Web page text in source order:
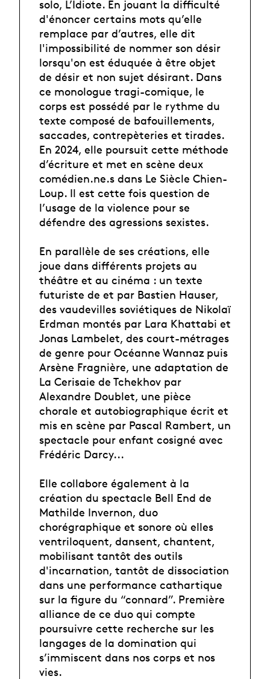
solo, L’Idiote. En jouant la difficulté
d'énoncer certains mots qu’elle
remplace par d’autres, elle dit
l'impossibilité de nommer son désir
lorsqu'on est éduquée à être objet
de désir et non sujet désirant. Dans
ce monologue tragi-comique, le
corps est possédé par le rythme du
texte composé de bafouillements,
saccades, contrepèteries et tirades.
En 2024, elle poursuit cette méthode
d’écriture et met en scène deux
comédien.ne.s dans Le Siècle Chien-
Loup. Il est cette fois question de
l’usage de la violence pour se
défendre des agressions sexistes.
En parallèle de ses créations, elle
joue dans différents projets au
théâtre et au cinéma : un texte
futuriste de et par Bastien Hauser,
des vaudevilles soviétiques de Nikolaï
Erdman montés par Lara Khattabi et
Jonas Lambelet, des court-métrages
de genre pour Océanne Wannaz puis
Arsène Fragnière, une adaptation de
La Cerisaie de Tchekhov par
Alexandre Doublet, une pièce
chorale et autobiographique écrit et
mis en scène par Pascal Rambert, un
spectacle pour enfant cosigné avec
Frédéric Darcy...
Elle collabore également à la
création du spectacle Bell End de
Mathilde Invernon, duo
chorégraphique et sonore où elles
ventriloquent, dansent, chantent,
mobilisant tantôt des outils
d'incarnation, tantôt de dissociation
dans une performance cathartique
sur la figure du “connard”. Première
alliance de ce duo qui compte
poursuivre cette recherche sur les
langages de la domination qui
s’immiscent dans nos corps et nos
vies.